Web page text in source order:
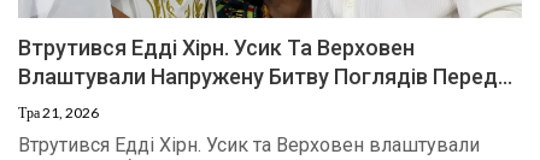
Втрутився Едді Хірн. Усик Та Верховен
Влаштували Напружену Битву Поглядів Перед…
Тра 21, 2026
Втрутився Едді Хірн. Усик та Верховен влаштували